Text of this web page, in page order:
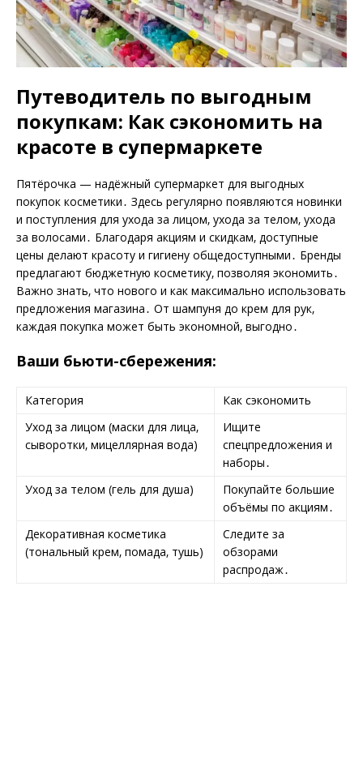
Путеводитель по выгодным
покупкам: Как сэкономить на
красоте в супермаркете
Пятёрочка — надёжный супермаркет для выгодных
покупок косметики․ Здесь регулярно появляются новинки
и поступления для ухода за лицом‚ ухода за телом‚ ухода
за волосами․ Благодаря акциям и скидкам‚ доступные
цены делают красоту и гигиену общедоступными․ Бренды
предлагают бюджетную косметику‚ позволяя экономить․
Важно знать‚ что нового и как максимально использовать
предложения магазина․ От шампуня до крем для рук‚
каждая покупка может быть экономной‚ выгодно․
Ваши бьюти-сбережения:
Категория
Как сэкономить
Уход за лицом (маски для лица‚
сыворотки‚ мицеллярная вода)
Ищите
спецпредложения и
наборы․
Уход за телом (гель для душа)
Покупайте большие
объёмы по акциям․
Декоративная косметика
(тональный крем‚ помада‚ тушь)
Следите за
обзорами
распродаж․